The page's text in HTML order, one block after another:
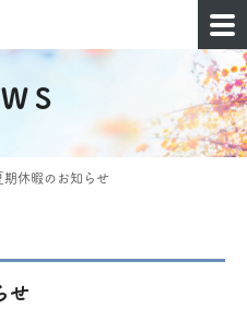
休暇のお知らせ
せ